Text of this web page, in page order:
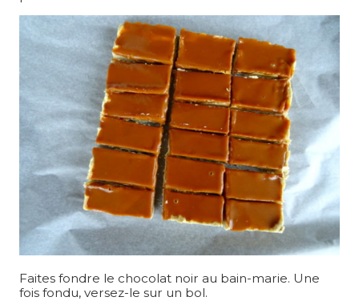
Faites fondre le chocolat noir au bain-marie. Une
fois fondu, versez-le sur un bol.